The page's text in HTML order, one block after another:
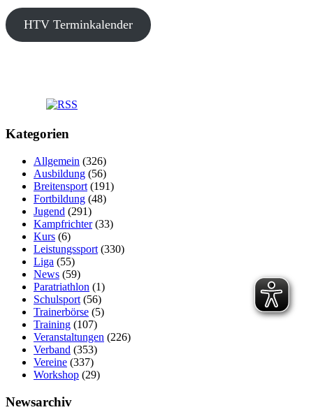
HTV Terminkalender
Kategorien
Allgemein (326)
Ausbildung (56)
Breitensport (191)
Fortbildung (48)
Jugend (291)
Kampfrichter(33)
Kurs (6)
Leistungssport (330)
Liga (55)
News (59)
Paratriathlon (1)
Schulsport (56)
Trainerbörse (5)
Training (107)
Veranstaltungen (226)
Verband (353)
Vereine (337)
Workshop (29)
Newsarchiv